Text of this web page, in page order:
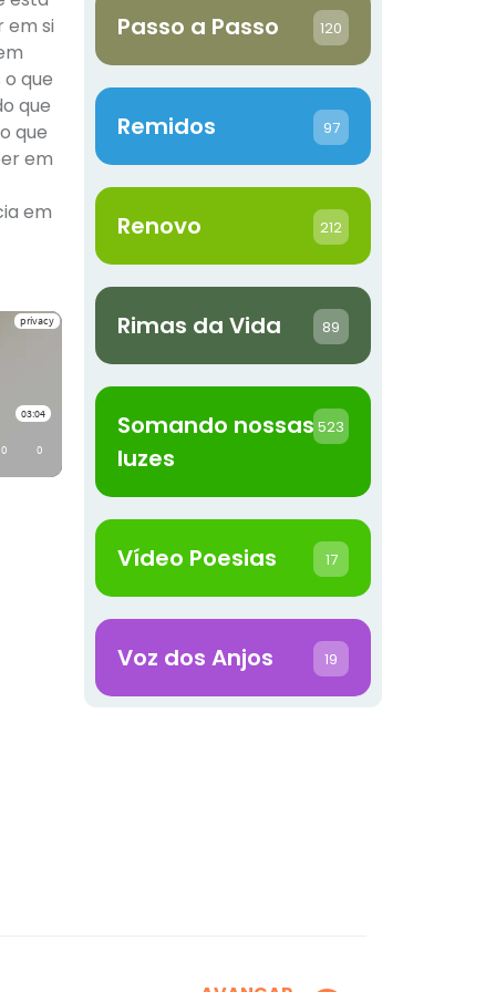
em si
que
que
que
em
em
Passo a Passo 120
Remidos 97
Renovo 212
Rimas da Vida 89
Somando nossas
luzes
523
Vídeo Poesias 17
Voz dos Anjos 19